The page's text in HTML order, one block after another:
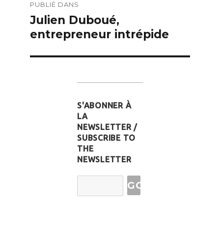
de
l’article
PUBLIÉ DANS
Julien Duboué,
entrepreneur intrépide
S'ABONNER À
LA
NEWSLETTER /
SUBSCRIBE TO
THE
NEWSLETTER
Email
Address